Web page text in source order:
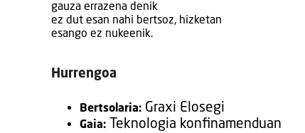
gauza errazena denik
ez dut esan nahi bertsoz, hizketan
esango ez nukeenik.
Hurrengoa
Bertsolaria: Graxi Elosegi
Gaia: Teknologia konfinamenduan